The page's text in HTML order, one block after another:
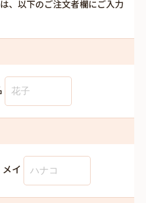
、以下のご注文者欄にご入力
メイ